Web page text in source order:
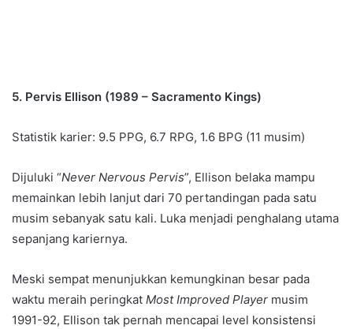
5. Pervis Ellison (1989 – Sacramento Kings)
Statistik karier: 9.5 PPG, 6.7 RPG, 1.6 BPG (11 musim)
Dijuluki “Never Nervous Pervis”, Ellison belaka mampu
memainkan lebih lanjut dari 70 pertandingan pada satu
musim sebanyak satu kali. Luka menjadi penghalang utama
sepanjang kariernya.
Meski sempat menunjukkan kemungkinan besar pada
waktu meraih peringkat Most Improved Player musim
1991-92, Ellison tak pernah mencapai level konsistensi